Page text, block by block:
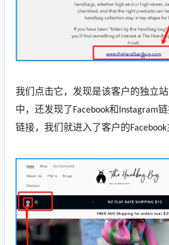
我们点击它，发现是该客户的独立
中，还发现了Facebook和Instagram
链接，我们就进入了客户的Facebook